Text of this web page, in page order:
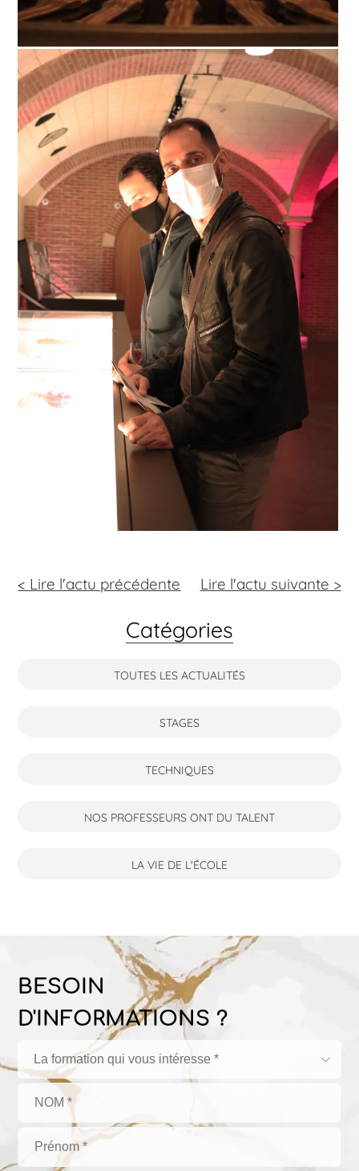
< Lire l'actu précédente Lire l'actu suivante >
Catégories
TOUTES LES ACTUALITÉS
STAGES
TECHNIQUES
NOS PROFESSEURS ONT DU TALENT
LA VIE DE L'ÉCOLE
BESOIN
D'INFORMATIONS ?
La formation qui vous intéresse *